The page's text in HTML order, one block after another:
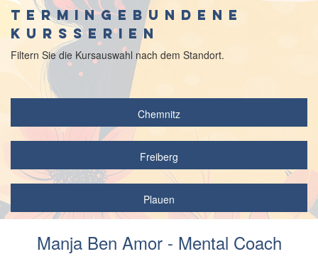
Termingebundene
Kursserien
Filtern Sie die Kursauswahl nach dem Standort.
Chemnitz
Freiberg
Plauen
Manja Ben Amor - Mental Coach